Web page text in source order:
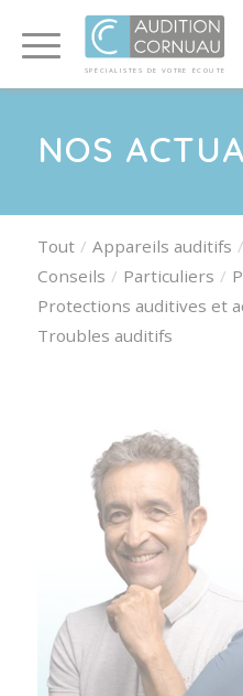
SP ÉCI AL I S TE S DE VO TRE ÉC OU TE
NOS
Tout Appareils auditifs
Conseils
Particuliers
Protections auditives et
Troubles auditifs
Panneau de gestion des